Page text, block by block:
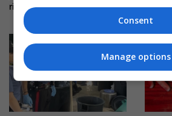
rikthehet në Senat
Mirditë
Consent
Manage options